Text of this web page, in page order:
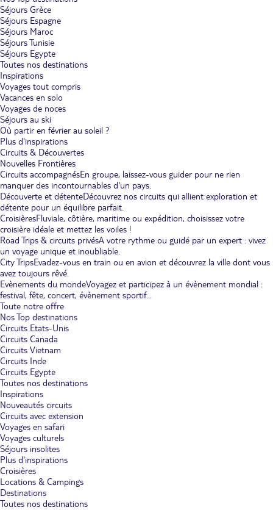
Séjours Grèce
Séjours Espagne
Séjours Maroc
Séjours Tunisie
Séjours Egypte
Toutes nos destinations
Inspirations
Voyages tout compris
Vacances en solo
Voyages de noces
Séjours au ski
Où partir en février au soleil ?
Plus d'inspirations
Circuits & Découvertes
Nouvelles Frontières
Circuits accompagnésEn groupe, laissez-vous guider pour ne rien
manquer des incontournables d'un pays.
Découverte et détenteDécouvrez nos circuits qui allient exploration et
détente pour un équilibre parfait.
CroisièresFluviale, côtière, maritime ou expédition, choisissez votre
croisière idéale et mettez les voiles !
Road Trips & circuits privésA votre rythme ou guidé par un expert : vivez
un voyage unique et inoubliable.
City TripsEvadez-vous en train ou en avion et découvrez la ville dont vous
avez toujours rêvé.
Evènements du mondeVoyagez et participez à un évènement mondial :
festival, fête, concert, évènement sportif...
Toute notre offre
Nos Top destinations
Circuits Etats-Unis
Circuits Canada
Circuits Vietnam
Circuits Inde
Circuits Egypte
Toutes nos destinations
Inspirations
Nouveautés circuits
Circuits avec extension
Voyages en safari
Voyages culturels
Séjours insolites
Plus d'inspirations
Croisières
Locations & Campings
Destinations
Toutes nos destinations